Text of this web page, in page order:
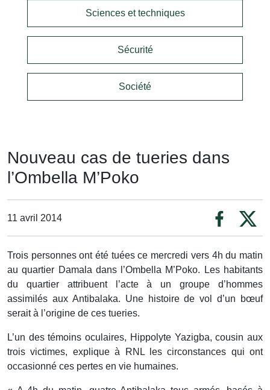
Sciences et techniques
Sécurité
Société
Nouveau cas de tueries dans
l’Ombella M’Poko
11 avril 2014
Trois personnes ont été tuées ce mercredi vers 4h du matin
au quartier Damala dans l’Ombella M’Poko. Les habitants
du quartier attribuent l’acte à un groupe d’hommes
assimilés aux Antibalaka. Une histoire de vol d’un bœuf
serait à l’origine de ces tueries.
L’un des témoins oculaires, Hippolyte Yazigba, cousin aux
trois victimes, explique à RNL les circonstances qui ont
occasionné ces pertes en vie humaines.